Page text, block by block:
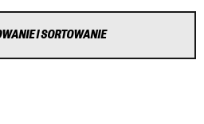
I SORTOWANIE